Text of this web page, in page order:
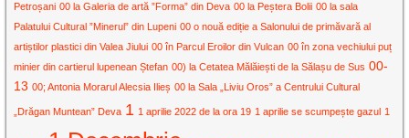
Petroșani 00 la Galeria de artă ”Forma” din Deva 00 la Peștera Bolii 00 la sala
Palatului Cultural ”Minerul” din Lupeni 00 o nouă ediție a Salonului de primăvară al
artiștilor plastici din Valea Jiului 00 în Parcul Eroilor din Vulcan 00 în zona vechiului puț
minier din cartierul lupenean Ștefan 00) la Cetatea Mălăiești de la Sălașu de Sus 00-
13 00; Antonia Morarul Alecsia Ilieș 00 la Sala „Liviu Oros” a Centrului Cultural
„Drăgan Muntean” Deva 1 1 aprilie 2022 de la ora 19 1 aprilie se scumpește gazul 1